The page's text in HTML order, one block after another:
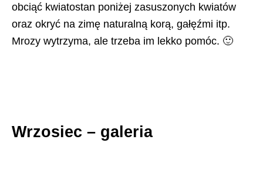
obciąć kwiatostan poniżej zasuszonych kwiatów
oraz okryć na zimę naturalną korą, gałęźmi itp.
Mrozy wytrzyma, ale trzeba im lekko pomóc. 🙂
Wrzosiec – galeria